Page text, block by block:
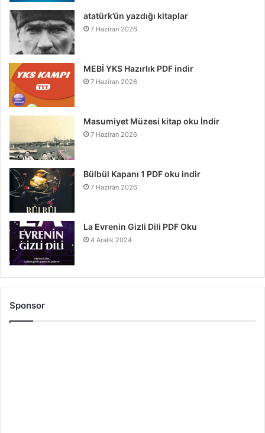
atatürk’ün yazdığı kitaplar
7 Haziran 2026
MEBİ YKS Hazırlık PDF indir
7 Haziran 2026
Masumiyet Müzesi kitap oku İndir
7 Haziran 2026
Bülbül Kapanı 1 PDF oku indir
7 Haziran 2026
La Evrenin Gizli Dili PDF Oku
4 Aralık 2024
Sponsor